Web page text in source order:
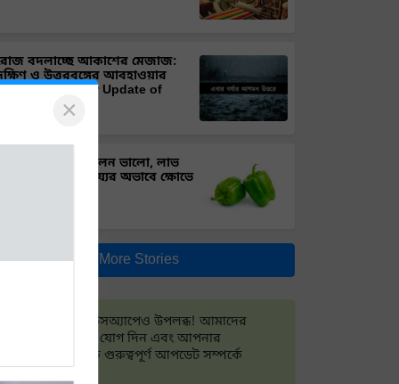
বদলাচ্ছে আকাশের মেজাজ:
ও উত্তরবঙ্গের আবহাওয়ার
আপডেট (Weather Update of
ক্যাপসিকাম চাষে ফলন ভালো, লাভ
নেই! সরকারি সাহায্যের অভাবে ক্ষোভে
More Stories
আমরা এখন হোয়াটসঅ্যাপেও উপলব্ধ! আমাদের
হোয়াটসঅ্যাপ গ্রুপে যোগ দিন এবং আপনার
প্রয়োজনীয় সর্বাধিক গুরুত্বপূর্ণ আপডেট সম্পর্কে
×